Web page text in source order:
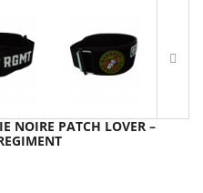
NOIRE PATCH LOVER –